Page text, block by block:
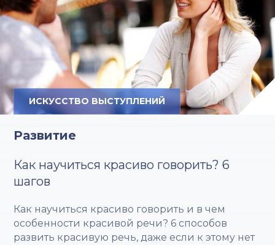
ИСКУССТВО ВЫСТУПЛЕНИЙ
Развитие
Как научиться красиво говорить? 6
шагов
Как научиться красиво говорить и в чем
особенности красивой речи? 6 способов
развить красивую речь, даже если к этому нет